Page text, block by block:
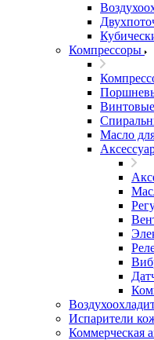
Компрессоры
Масло
Испарители
Коммерческая